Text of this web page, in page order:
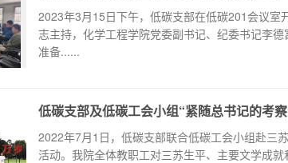
2023年3月15日下午，低碳支部在低碳201会议
志主持，化学工程学院党委副书记、纪委书记李
准备......
低碳支部及低碳工会小组“紧随总书记的考
2022年7月1日，低碳支部联合低碳工会小组赴三
活动。我院全体教职工对三苏生平、主要文学成